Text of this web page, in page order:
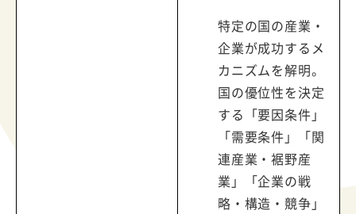
特定の国の産業・
企業が成功するメ
カニズムを解明。
国の優位性を決定
する「要因条件」
「需要条件」「関
連産業・裾野産
業」「企業の戦
略・構造・競争」